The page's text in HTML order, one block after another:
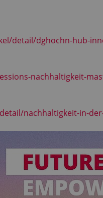
detail/dghochn-hub-
nachhaltigkeit-
nachhaltigkeit-in-